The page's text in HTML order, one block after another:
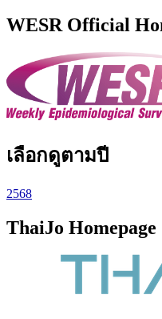
WESR Official
เลือกดูตามปี
2568
ThaiJo Homepage